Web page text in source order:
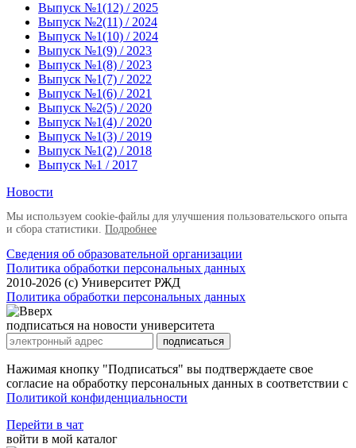
Выпуск №1(12) / 2025
Выпуск №2(11) / 2024
Выпуск №1(10) / 2024
Выпуск №1(9) / 2023
Выпуск №1(8) / 2023
Выпуск №1(7) / 2022
Выпуск №1(6) / 2021
Выпуск №2(5) / 2020
Выпуск №1(4) / 2020
Выпуск №1(3) / 2019
Выпуск №1(2) / 2018
Выпуск №1 / 2017
Новости
Мы используем cookie-файлы для улучшения пользовательского опыта
и сбора статистики. Подробнее
Сведения об образовательной организации
Политика обработки персональных данных
2010-2026 (с) Университет РЖД
Политика обработки персональных данных
подписаться на новости университета
подписаться
Нажимая кнопку "Подписаться" вы подтверждаете свое
согласие на обработку персональных данных в соответствии с
Политикой конфиденциальности
Перейти в чат
войти в мой каталог